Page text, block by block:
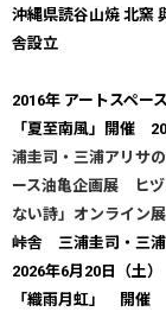
沖縄県読谷山焼 北窯
舎設立
2016年 アートスペ
「夏至南風」開催
浦圭司・三浦アリサ
ース油亀企画展 ヒ
ない詩」オンライン
峠舎 三浦圭司・三
2026年6月20日（土
「織雨月虹」 開催